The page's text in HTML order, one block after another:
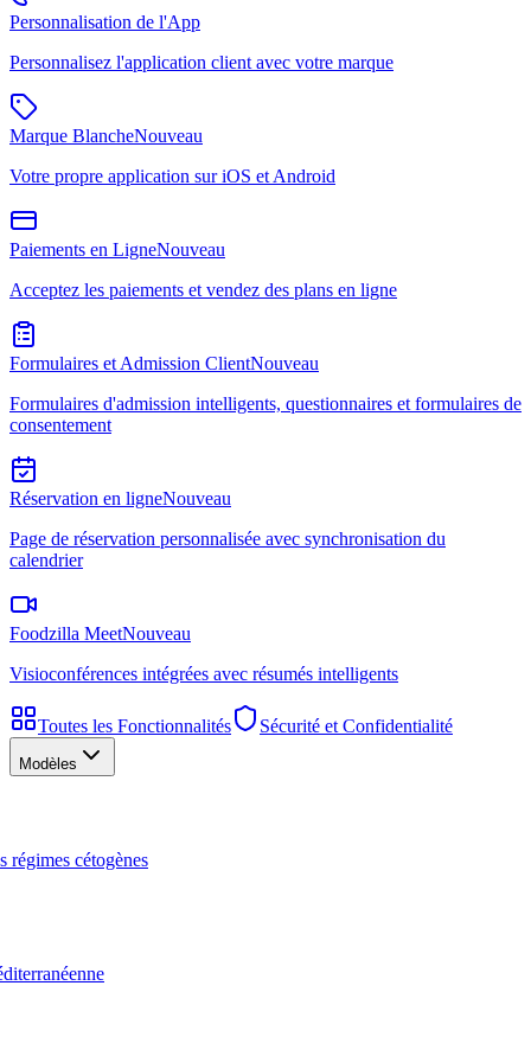
Personnalisation de l'App
Personnalisez l'application client avec votre marque
Marque BlancheNouveau
Votre propre application sur iOS et Android
Paiements en LigneNouveau
Acceptez les paiements et vendez des plans en ligne
Formulaires et Admission ClientNouveau
Formulaires d'admission intelligents, questionnaires et formulaires de
consentement
Réservation en ligneNouveau
Page de réservation personnalisée avec synchronisation du
calendrier
Foodzilla MeetNouveau
Visioconférences intégrées avec résumés intelligents
Toutes les Fonctionnalités Sécurité et Confidentialité
Modèles
régimes cétogènes